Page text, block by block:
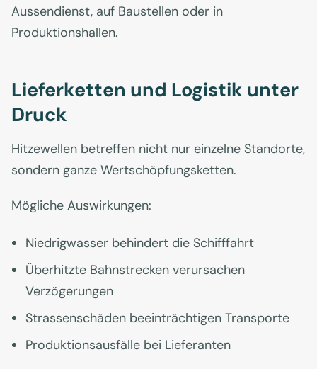
Aussendienst, auf Baustellen oder in
Produktionshallen.
Lieferketten und Logistik unter
Druck
Hitzewellen betreffen nicht nur einzelne Standorte,
sondern ganze Wertschöpfungsketten.
Mögliche Auswirkungen:
Niedrigwasser behindert die Schifffahrt
Überhitzte Bahnstrecken verursachen
Verzögerungen
Strassenschäden beeinträchtigen Transporte
Produktionsausfälle bei Lieferanten